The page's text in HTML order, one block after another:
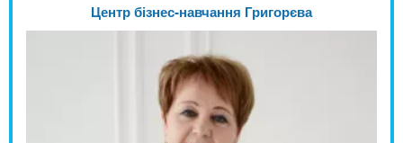
Центр бізнес-навчання Григорєва